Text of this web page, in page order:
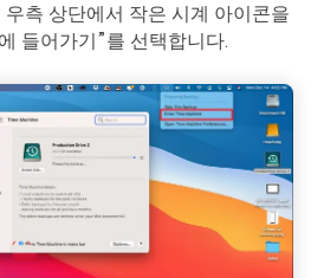
측 상단에서 작은 시계 아이콘을
들어가기”를 선택합니다.